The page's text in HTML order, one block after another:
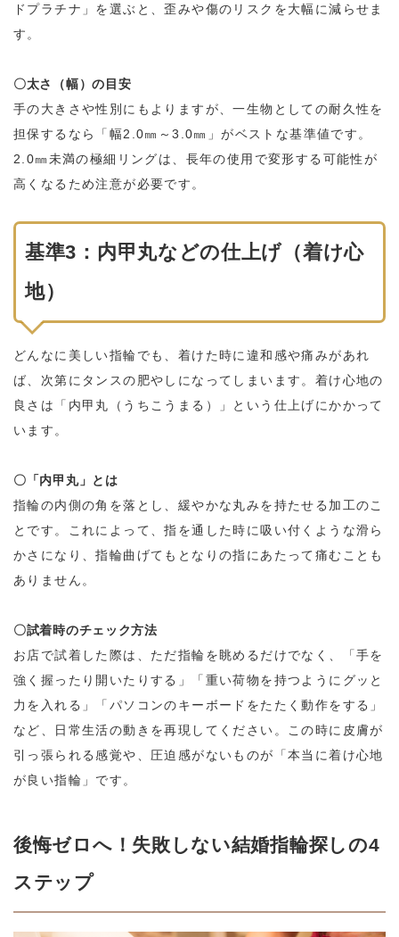
ドプラチナ」を選ぶと、歪みや傷のリスクを大幅に減らせま
す。
〇太さ（幅）の目安
手の大きさや性別にもよりますが、一生物としての耐久性を
担保するなら「幅2.0㎜～3.0㎜」がベストな基準値です。
2.0㎜未満の極細リングは、長年の使用で変形する可能性が
高くなるため注意が必要です。
基準3：内甲丸などの仕上げ（着け心
地）
どんなに美しい指輪でも、着けた時に違和感や痛みがあれ
ば、次第にタンスの肥やしになってしまいます。着け心地の
良さは「内甲丸（うちこうまる）」という仕上げにかかって
います。
〇「内甲丸」とは
指輪の内側の角を落とし、緩やかな丸みを持たせる加工のこ
とです。これによって、指を通した時に吸い付くような滑ら
かさになり、指輪曲げてもとなりの指にあたって痛むことも
ありません。
〇試着時のチェック方法
お店で試着した際は、ただ指輪を眺めるだけでなく、「手を
強く握ったり開いたりする」「重い荷物を持つようにグッと
力を入れる」「パソコンのキーボードをたたく動作をする」
など、日常生活の動きを再現してください。この時に皮膚が
引っ張られる感覚や、圧迫感がないものが「本当に着け心地
が良い指輪」です。
後悔ゼロへ！失敗しない結婚指輪探しの4
ステップ